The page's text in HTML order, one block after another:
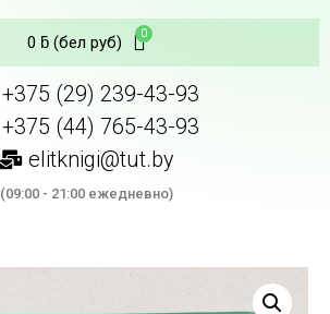
0 ƃ(бел руб)
+375 (29) 239-43-93
+375 (44) 765-43-93
elitknigi@tut.by
(09:00 - 21:00 ежедневно)